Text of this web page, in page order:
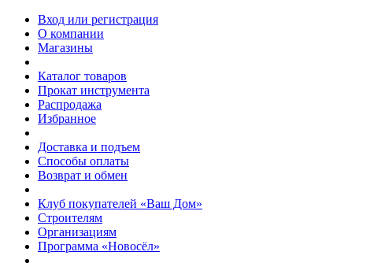
Вход или регистрация
О компании
Магазины
Каталог товаров
Прокат инструмента
Распродажа
Избранное
Доставка и подъем
Способы оплаты
Возврат и обмен
Клуб покупателей «Ваш Дом»
Строителям
Организациям
Программа «Новосёл»